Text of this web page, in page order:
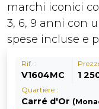
marchi iconici
3, 6, 9 anni con
spese incluse e
Rif. :
V1604MC 1
Quartiere :
Carré d'Or